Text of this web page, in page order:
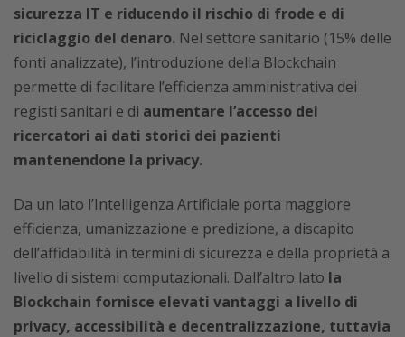
sicurezza IT e riducendo il rischio di frode e di
riciclaggio del denaro. Nel settore sanitario (15% delle
fonti analizzate), l’introduzione della Blockchain
permette di facilitare l’efficienza amministrativa dei
registi sanitari e di aumentare l’accesso dei
ricercatori ai dati storici dei pazienti
mantenendone la privacy.
Da un lato l’Intelligenza Artificiale porta maggiore
efficienza, umanizzazione e predizione, a discapito
dell’affidabilità in termini di sicurezza e della proprietà a
livello di sistemi computazionali. Dall’altro lato la
Blockchain fornisce elevati vantaggi a livello di
privacy, accessibilità e decentralizzazione, tuttavia